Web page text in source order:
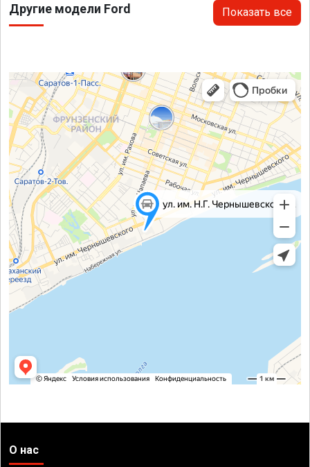
Другие модели Ford Показать все
О нас